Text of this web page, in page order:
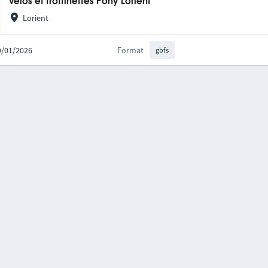
Lorient
01/2026 Format gbfs